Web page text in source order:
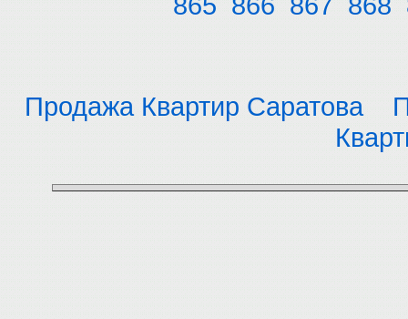
Продажа Квартир Саратова